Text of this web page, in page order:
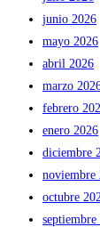
junio 2026
mayo 2026
abril 2026
marzo
febrero
enero 2026
diciembre
noviembre
octubre
septiembre